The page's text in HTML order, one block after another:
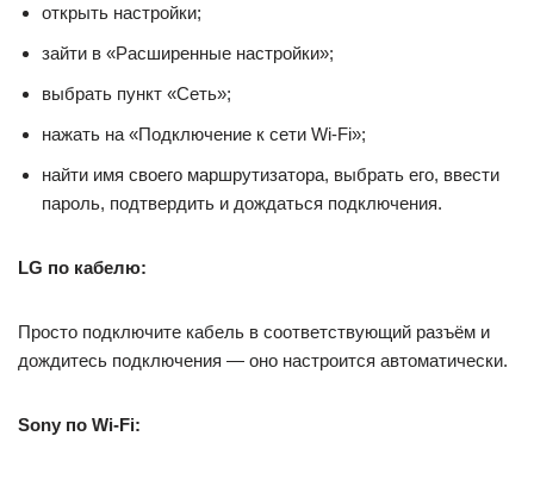
открыть настройки;
зайти в «Расширенные настройки»;
выбрать пункт «Сеть»;
нажать на «Подключение к сети Wi-Fi»;
найти имя своего маршрутизатора, выбрать его, ввести
пароль, подтвердить и дождаться подключения.
LG по кабелю:
Просто подключите кабель в соответствующий разъём и
дождитесь подключения — оно настроится автоматически.
Sony по Wi-Fi: